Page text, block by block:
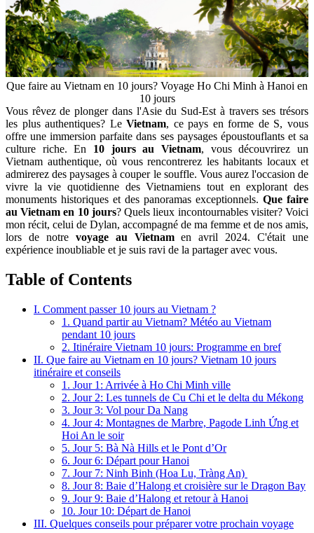
Que faire au Vietnam en 10 jours? Voyage Ho Chi Minh à Hanoi en
10 jours
Vous rêvez de plonger dans l'Asie du Sud-Est à travers ses trésors
les plus authentiques? LeVietnam, ce pays en forme de S, vous
offre une immersion parfaite dans ses paysages époustouflants et sa
culture riche. En 10 jours au Vietnam, vous découvrirez un
Vietnam authentique, où vous rencontrerez les habitants locaux et
admirerez des paysages à couper le souffle. Vous aurez l'occasion de
vivre la vie quotidienne des Vietnamiens tout en explorant des
monuments historiques et des panoramas exceptionnels. Que faire
au Vietnam en 10 jours? Quels lieux incontournables visiter? Voici
mon récit, celui de Dylan, accompagné de ma femme et de nos amis,
lors de notre voyage au Vietnamen avril 2024. C'était une
expérience inoubliable et je suis ravi de la partager avec vous.
Table of Contents
I. Comment passer 10 jours au Vietnam ?
1. Quand partir au Vietnam? Météo au Vietnam
pendant 10 jours
2. Itinéraire Vietnam 10 jours: Programme en bref
II. Que faire au Vietnam en 10 jours? Vietnam 10 jours
itinéraire et conseils
1. Jour 1: Arrivée à Ho Chi Minh ville
2. Jour 2: Les tunnels de Cu Chi et le delta du Mékong
3. Jour 3: Vol pour Da Nang
4. Jour 4: Montagnes de Marbre, Pagode Linh Ứng et
Hoi An le soir
5. Jour 5: Bà Nà Hills et le Pont d’Or
6. Jour 6: Départ pour Hanoi
7. Jour 7: Ninh Binh (Hoa Lu, Tràng An)
8. Jour 8: Baie d’Halong et croisière sur le Dragon Bay
9. Jour 9: Baie d’Halong et retour à Hanoi
10. Jour 10: Départ de Hanoi
III. Quelques conseils pour préparer votre prochain voyage